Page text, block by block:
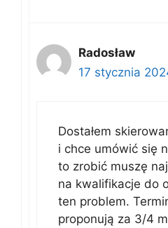
Radosław
17 stycznia
Dostałem
i chce umówić się
to zrobić muszę
na kwalifikacje do
ten problem.
proponują za 3/4